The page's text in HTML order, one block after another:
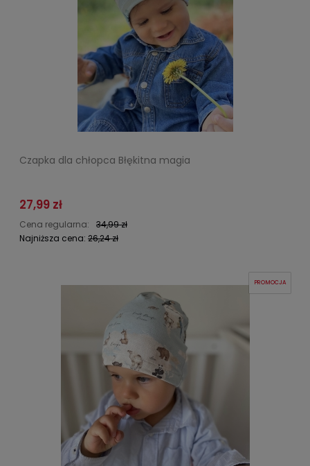
Czapka dla chłopca Błękitna magia
27,99 zł
Cena regularna:
34,99 zł
Najniższa cena: 26,24 zł
PROMOCJA